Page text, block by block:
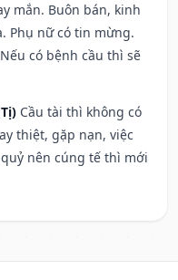
mắn. Buôn bán, kinh
Phụ nữ có tin mừng.
có bệnh cầu thì sẽ
Cầu tài thì không có
thiệt, gặp nạn, việc
nên cúng tế thì mới